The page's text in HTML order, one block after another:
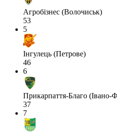
Агробізнес (Волочиськ)
53
5
Інгулець (Петрове)
46
6
Прикарпаття-Благо (Івано-
37
7